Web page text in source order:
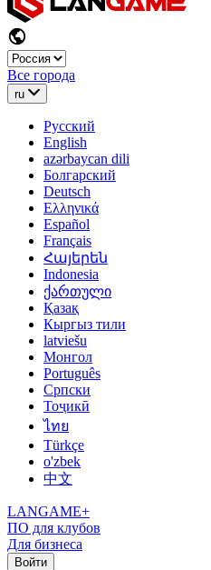
Все города
ru
Русский
English
azərbaycan dili
Болгарский
Deutsch
Ελληνικά
Español
Français
Հայերեն
Indonesia
ქართული
Қазақ
Кыргыз тили
latviešu
Монгол
Português
Српски
Тоҷикӣ
ไทย
Türkçe
o'zbek
中文
LANGAME+
ПО для клубов
Для бизнеса
Войти